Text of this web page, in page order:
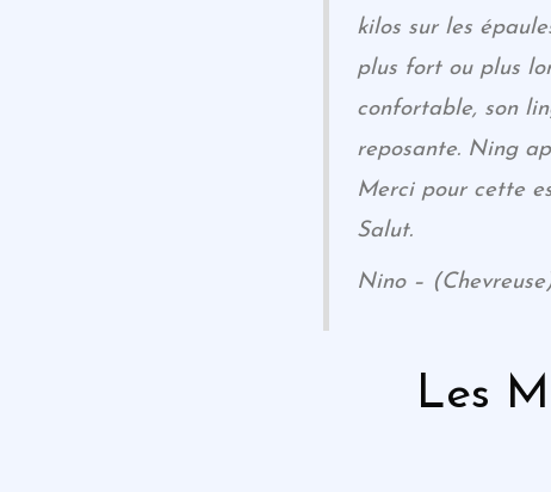
kilos sur les
plus fort ou plus
confortable, son
reposante. Ning
Merci pour cette
Salut.
Nino –
Les